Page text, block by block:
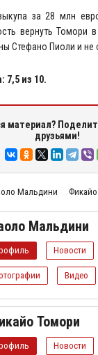
за 28 млн
вернуть Томори
Стефано Пиоли и не
7,5 из 10.
материал?
друзьями!
Мальдини
Мальдини
Новости
Видео
Томори
Новости